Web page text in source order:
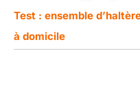
Test : ensemble
à domicile